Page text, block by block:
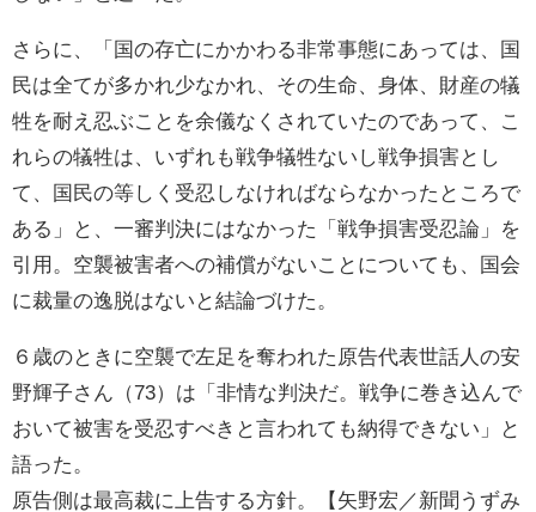
さらに、「国の存亡にかかわる非常事態にあっては、国
民は全てが多かれ少なかれ、その生命、身体、財産の犠
牲を耐え忍ぶことを余儀なくされていたのであって、こ
れらの犠牲は、いずれも戦争犠牲ないし戦争損害とし
て、国民の等しく受忍しなければならなかったところで
ある」と、一審判決にはなかった「戦争損害受忍論」を
引用。空襲被害者への補償がないことについても、国会
に裁量の逸脱はないと結論づけた。
６歳のときに空襲で左足を奪われた原告代表世話人の安
野輝子さん（73）は「非情な判決だ。戦争に巻き込んで
おいて被害を受忍すべきと言われても納得できない」と
語った。
原告側は最高裁に上告する方針。【矢野宏／新聞うずみ